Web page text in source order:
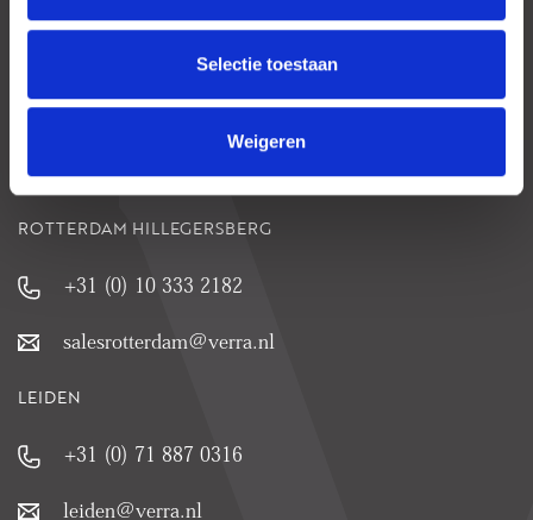
Selectie toestaan
Weigeren
ROTTERDAM CENTRUM
+31 (0) 10 333 2181
rotterdam@verra.nl
ROTTERDAM HILLEGERSBERG
+31 (0) 10 333 2182
salesrotterdam@verra.nl
LEIDEN
+31 (0) 71 887 0316
leiden@verra.nl